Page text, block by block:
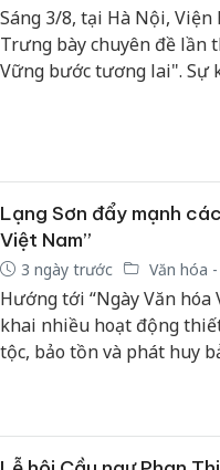
Sáng 3/8, tại Hà Nội,
Trưng bày chuyên đề lần
Vững bước tương lai". Sự
chúng.
Lạng Sơn đẩy mạnh
Việt Nam”
3 ngày trước Văn hóa
Hướng tới “Ngày Văn
khai nhiều hoạt động
tộc, bảo tồn và phát huy